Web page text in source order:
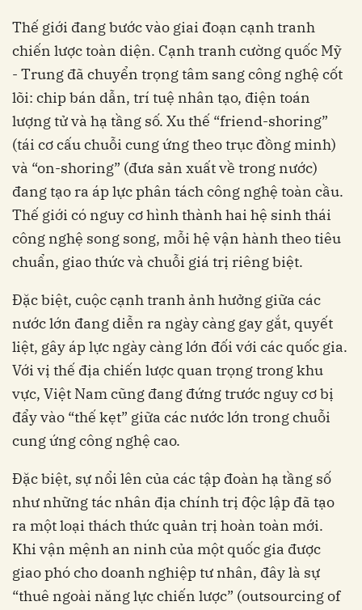
Thế giới đang bước vào giai đoạn cạnh tranh
chiến lược toàn diện. Cạnh tranh cường quốc Mỹ
- Trung đã chuyển trọng tâm sang công nghệ cốt
lõi: chip bán dẫn, trí tuệ nhân tạo, điện toán
lượng tử và hạ tầng số. Xu thế “friend-shoring”
(tái cơ cấu chuỗi cung ứng theo trục đồng minh)
và “on-shoring” (đưa sản xuất về trong nước)
đang tạo ra áp lực phân tách công nghệ toàn cầu.
Thế giới có nguy cơ hình thành hai hệ sinh thái
công nghệ song song, mỗi hệ vận hành theo tiêu
chuẩn, giao thức và chuỗi giá trị riêng biệt.
Đặc biệt, cuộc cạnh tranh ảnh hưởng giữa các
nước lớn đang diễn ra ngày càng gay gắt, quyết
liệt, gây áp lực ngày càng lớn đối với các quốc gia.
Với vị thế địa chiến lược quan trọng trong khu
vực, Việt Nam cũng đang đứng trước nguy cơ bị
đẩy vào “thế kẹt” giữa các nước lớn trong chuỗi
cung ứng công nghệ cao.
Đặc biệt, sự nổi lên của các tập đoàn hạ tầng số
như những tác nhân địa chính trị độc lập đã tạo
ra một loại thách thức quản trị hoàn toàn mới.
Khi vận mệnh an ninh của một quốc gia được
giao phó cho doanh nghiệp tư nhân, đây là sự
“thuê ngoài năng lực chiến lược” (outsourcing of